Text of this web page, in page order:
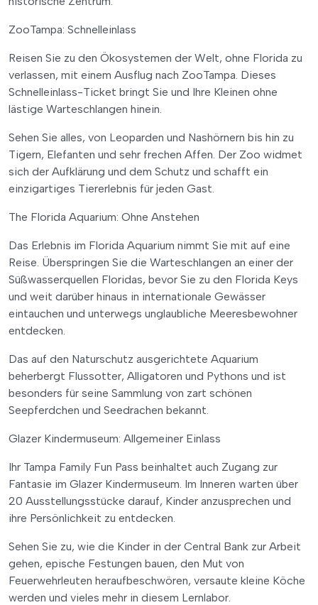
ZooTampa: Schnelleinlass
Reisen Sie zu den Ökosystemen der Welt, ohne Florida zu
verlassen, mit einem Ausflug nach ZooTampa. Dieses
Schnelleinlass-Ticket bringt Sie und Ihre Kleinen ohne
lästige Warteschlangen hinein.
Sehen Sie alles, von Leoparden und Nashörnern bis hin zu
Tigern, Elefanten und sehr frechen Affen. Der Zoo widmet
sich der Aufklärung und dem Schutz und schafft ein
einzigartiges Tiererlebnis für jeden Gast.
The Florida Aquarium: Ohne Anstehen
Das Erlebnis im Florida Aquarium nimmt Sie mit auf eine
Reise. Überspringen Sie die Warteschlangen an einer der
Süßwasserquellen Floridas, bevor Sie zu den Florida Keys
und weit darüber hinaus in internationale Gewässer
eintauchen und unterwegs unglaubliche Meeresbewohner
entdecken.
Das auf den Naturschutz ausgerichtete Aquarium
beherbergt Flussotter, Alligatoren und Pythons und ist
besonders für seine Sammlung von zart schönen
Seepferdchen und Seedrachen bekannt.
Glazer Kindermuseum: Allgemeiner Einlass
Ihr Tampa Family Fun Pass beinhaltet auch Zugang zur
Fantasie im Glazer Kindermuseum. Im Inneren warten über
20 Ausstellungsstücke darauf, Kinder anzusprechen und
ihre Persönlichkeit zu entdecken.
Sehen Sie zu, wie die Kinder in der Central Bank zur Arbeit
gehen, epische Festungen bauen, den Mut von
Feuerwehrleuten heraufbeschwören, versaute kleine Köche
werden und vieles mehr in diesem Lernlabor.